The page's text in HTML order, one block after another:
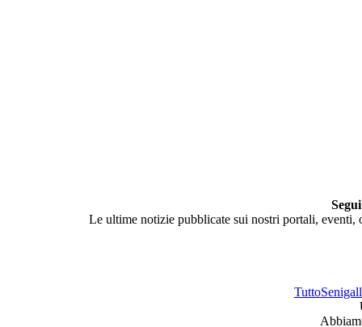
Le ultime notizie pubblicate sui nostri portali,